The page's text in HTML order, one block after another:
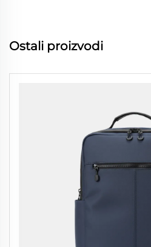
Ostali proizvodi